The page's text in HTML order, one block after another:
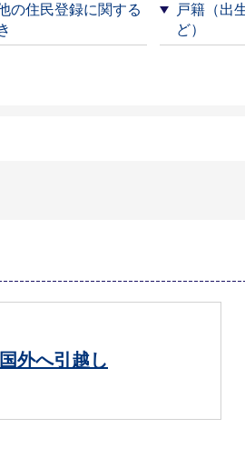
の住民登録に関する
戸籍（出
ど）
国外へ引越し